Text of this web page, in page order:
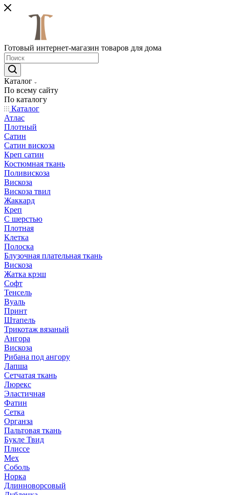
Готовый интернет-магазин товаров для дома
Каталог
По всему сайту
По каталогу
Каталог
Атлас
Плотный
Сатин
Сатин вискоза
Креп сатин
Костюмная ткань
Поливискоза
Вискоза
Вискоза твил
Жаккард
Креп
С шерстью
Плотная
Клетка
Полоска
Блузочная плательная ткань
Вискоза
Жатка крэш
Софт
Тенсель
Вуаль
Принт
Штапель
Трикотаж вязаный
Ангора
Вискоза
Рибана под ангору
Лапша
Сетчатая ткань
Люрекс
Эластичная
Фатин
Сетка
Органза
Пальтовая ткань
Букле Твид
Плиссе
Мех
Соболь
Норка
Длинноворсовый